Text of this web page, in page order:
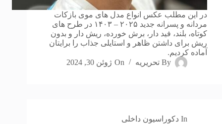
در این مطلب عکس انواع مدل های موی بازکات
مردانه و پسرانه جدید ۲۰۲۵ – ۱۴۰۳ در طرح های
کوتاه، بلند، فید دار،‌ برش خورده، ریش دار و بدون
ریش برای داشتن ظاهر و استایلی جذاب را برایتان
آماده کردیم.
By تحریریه On ژوئن 30, 2024
In دکوراسیون داخلی